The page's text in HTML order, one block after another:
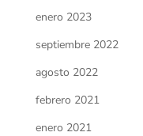
enero 2023
septiembre 2022
agosto 2022
febrero 2021
enero 2021